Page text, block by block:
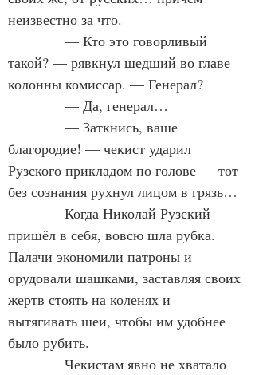
неизвестно за что.
— Кто это говорливый
такой? — рявкнул шедший во главе
колонны комиссар. — Генерал?
— Да, генерал…
— Заткнись, ваше
благородие! — чекист ударил
Рузского прикладом по голове — тот
без сознания рухнул лицом в грязь…
Когда Николай Рузский
пришёл в себя, вовсю шла рубка.
Палачи экономили патроны и
орудовали шашками, заставляя своих
жертв стоять на коленях и
вытягивать шеи, чтобы им удобнее
было рубить.
Чекистам явно не хватало